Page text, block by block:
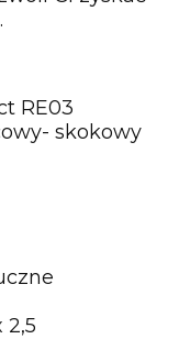
RE03
skokowy
2,5